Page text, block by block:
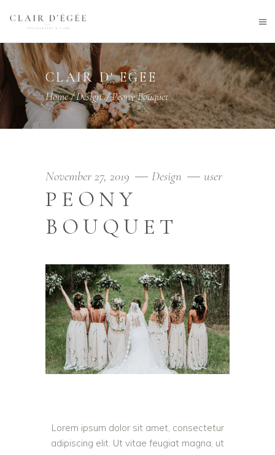
CLAIR D' EGEE
Home/Design/Peony Bouquet
November 27, 2019 Design user
PEONY
BOUQUET
Lorem ipsum dolor sit amet, consectetur
adipiscing elit. Ut vitae feugiat magna, ut